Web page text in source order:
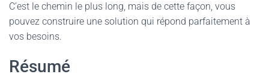
C’est le chemin le plus long, mais de cette façon, vous
pouvez construire une solution qui répond parfaitement à
vos besoins.
Résumé